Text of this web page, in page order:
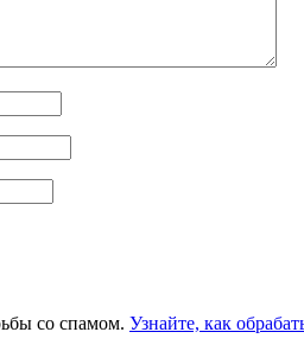
со спамом. Узнайте, как